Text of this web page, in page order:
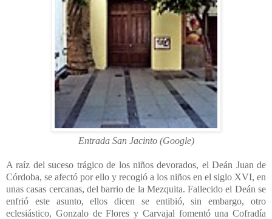
Entrada San Jacinto (Google)
A raíz del suceso trágico de los niños devorados, el Deán Juan de
Córdoba, se afectó por ello y recogió a los niños en el siglo XVI, en
unas casas cercanas, del barrio de la Mezquita. Fallecido el Deán se
enfrió este asunto, ellos dicen se entibió, sin embargo, otro
eclesiástico, Gonzalo de Flores y Carvajal fomentó una Cofradía